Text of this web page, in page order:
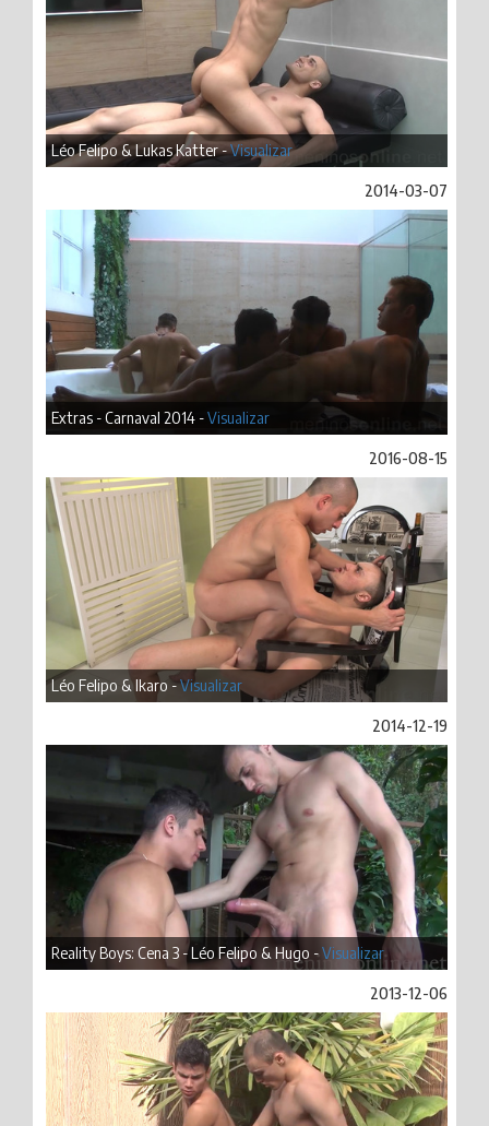
Léo Felipo & Lukas Katter -Visualizar
2014-03-07
Extras - Carnaval 2014 -Visualizar
2016-08-15
Léo Felipo & Ikaro -Visualizar
2014-12-19
Reality Boys: Cena 3 - Léo Felipo & Hugo -Visualizar
2013-12-06